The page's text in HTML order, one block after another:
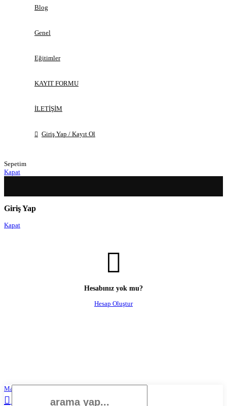
Blog
Genel
Eğitimler
KAYIT FORMU
İLETİŞİM
Giriş Yap / Kayıt Ol
Sepetim
Kapat
Giriş Yap
Kapat
Hesabınız yok mu?
Hesap Oluştur
Mağaza